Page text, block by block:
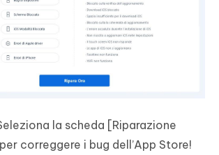
la scheda [Riparazione
correggere i bug dell’App Store!